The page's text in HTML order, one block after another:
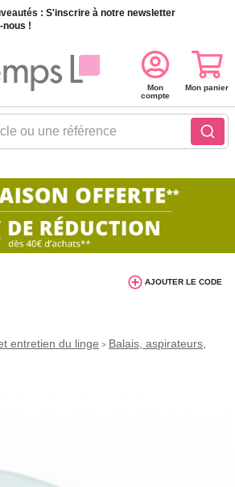
: S'inscrire à notre newsletter
nous !
ou une référence
Mon
compte
Mon panier
au 12/08/2026.
AJOUTER LE CODE
entretien du linge > Balais, aspirateurs,